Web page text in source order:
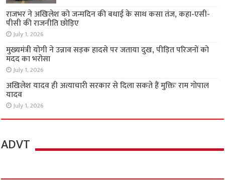
राजभर ने अखिलेश को जन्मदिन की बधाई के साथ कसा तंज, कहा-एसी-
पीसी की राजनीति छोड़िए
July 1, 2026
मुख्यमंत्री योगी ने उन्नाव सड़क हादसे पर जताया दुख, पीड़ित परिजनों को
मदद का भरोसा
July 1, 2026
अखिलेश यादव ही अत्याचारी सरकार से दिला सकते हैं मुक्तिः राम गोपाल
यादव
July 1, 2026
ADVT